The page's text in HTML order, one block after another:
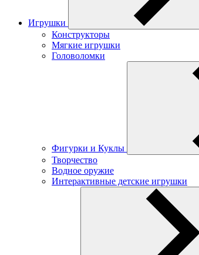
Игрушки
Конструкторы
Мягкие игрушки
Головоломки
Фигурки и Куклы
Творчество
Водное оружие
Интерактивные детские игрушки